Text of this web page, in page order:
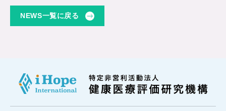
NEWS一覧に戻る